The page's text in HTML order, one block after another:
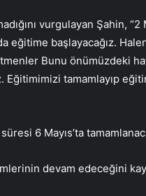
vurgulayan Şahin,
eğitime başlayacağız.
Bunu önümüzdeki
Eğitimimizi tamamlayıp
6 Mayıs’ta
devam edeceğini